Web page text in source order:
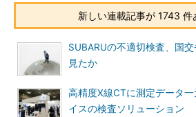
新しい連載記事が 1743 件
SUBARUの不適切検査、国
見たか
高精度X線CTに測定データ
イスの検査ソリューション